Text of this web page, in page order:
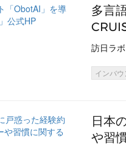
多言
訪日ラ
インバ
日本
や習